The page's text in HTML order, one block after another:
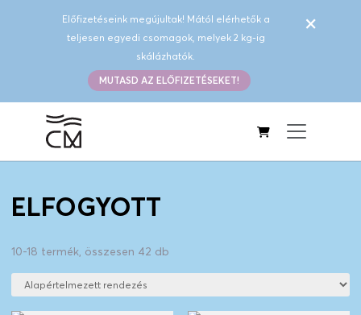
Előfizetéseink megújultak! Mától elérhetők a
teljesen egyedi csomagok, melyek 2 kg-ig
skálázhatók.
MUTASD AZ ELŐFIZETÉSEKET!
×
ELFOGYOTT
10-18 termék, összesen 42 db
Rendezés